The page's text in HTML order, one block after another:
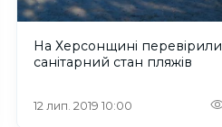
На Херсонщині перевірили
санітарний стан пляжів
12 лип. 2019 10:00